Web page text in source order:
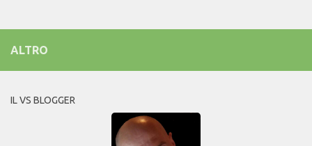
ALTRO
IL VS BLOGGER